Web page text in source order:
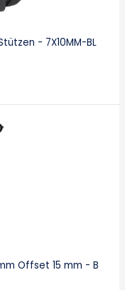
- 7X10MM-BL
Offset 15 mm - B